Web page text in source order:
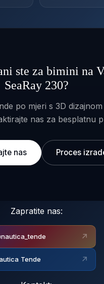
ste za bimini na
SeaRay 230?
po mjeri s 3D dizajnom
nas za besplatnu
nas Proces
Zapratite nas:
↗
Tende ↗